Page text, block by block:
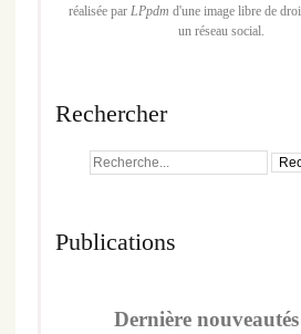
réalisée par LPpdm d'une image libre de
un réseau social.
Rechercher
Publications
Dernière